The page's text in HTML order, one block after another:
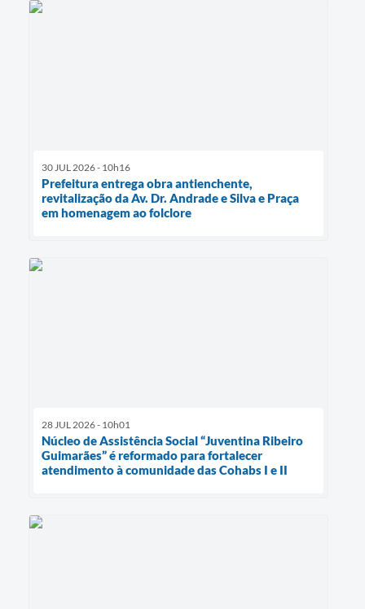
30 JUL 2026 - 10h16
Prefeitura entrega obra antienchente,
revitalização da Av. Dr. Andrade e Silva e Praça
em homenagem ao folclore
28 JUL 2026 - 10h01
Núcleo de Assistência Social “Juventina Ribeiro
Guimarães” é reformado para fortalecer
atendimento à comunidade das Cohabs I e II